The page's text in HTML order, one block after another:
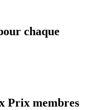
chaque
Prix membres